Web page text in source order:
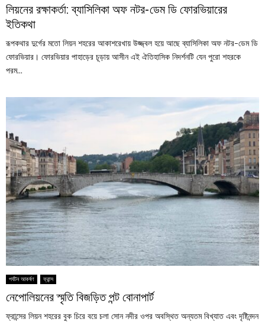
লিয়নের রক্ষাকর্তা: ব্যাসিলিকা অফ নটর-ডেম ডি ফোরভিয়ারের
ইতিকথা
রূপকথার দুর্গের মতো লিয়ন শহরের আকাশরেখায় উজ্জ্বল হয়ে আছে ব্যাসিলিকা অফ নটর-ডেম ডি
ফোরভিয়ার। ফোরভিয়ার পাহাড়ের চূড়ায় আসীন এই ঐতিহাসিক নিদর্শনটি যেন পুরো শহরকে
পরম...
পর্যটন আকর্ষণ ফ্রান্স
নেপোলিয়নের স্মৃতি বিজড়িত পন্ট বোনাপার্ট
ফ্রান্সের লিয়ন শহরের বুক চিরে বয়ে চলা সোন নদীর ওপর অবস্থিত অন্যতম বিখ্যাত এবং দৃষ্টিনন্দন